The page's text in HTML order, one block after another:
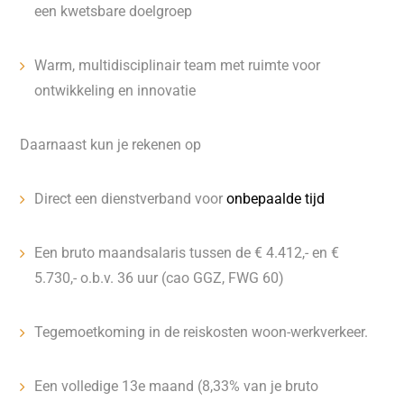
een kwetsbare doelgroep
Warm, multidisciplinair team met ruimte voor
ontwikkeling en innovatie
Daarnaast kun je rekenen op
Direct een dienstverband vooronbepaalde tijd
Een bruto maandsalaris tussen de € 4.412,- en €
5.730,- o.b.v. 36 uur (cao GGZ, FWG 60)
Tegemoetkoming in de reiskosten woon-werkverkeer.
Een volledige 13e maand (8,33% van je bruto